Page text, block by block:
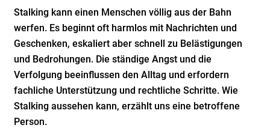
Stalking kann einen Menschen völlig aus der Bahn
werfen. Es beginnt oft harmlos mit Nachrichten und
Geschenken, eskaliert aber schnell zu Belästigungen
und Bedrohungen. Die ständige Angst und die
Verfolgung beeinflussen den Alltag und erfordern
fachliche Unterstützung und rechtliche Schritte. Wie
Stalking aussehen kann, erzählt uns eine betroffene
Person.